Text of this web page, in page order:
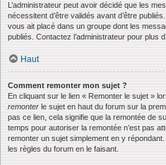
L’administrateur peut avoir décidé que les
nécessitent d’être validés avant d’être
vous ait placé dans un groupe dont les
publiés. Contactez l’administrateur pour plus
Haut
Comment remonter mon sujet ?
En cliquant sur le lien « Remonter le sujet »
remonter le sujet en haut du forum sur la
pas ce lien, cela signifie que la remontée de
temps pour autoriser la remontée n’est pas
remonter un sujet simplement en y
les règles du forum en le faisant.